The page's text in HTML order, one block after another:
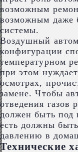
возможным
возможным даже
системы.
Воздушный
конфигурации
температурном
при этом
осмотрах,
замене. Чтобы
отведения газов
должен быть под
есть должны
давлению в
Технические